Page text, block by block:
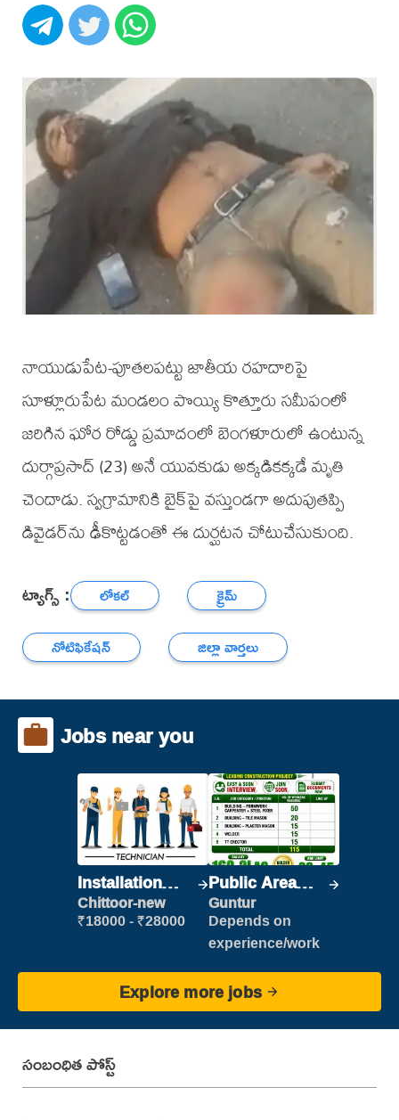
నాయుడుపేట-పూతలపట్టు జాతీయ రహదారిపై
సూళ్లూరుపేట మండలం పొయ్యి కొత్తూరు సమీపంలో
జరిగిన ఘోర రోడ్డు ప్రమాదంలో బెంగళూరులో ఉంటున్న
దుర్గాప్రసాద్ (23) అనే యువకుడు అక్కడికక్కడే మృతి
చెందాడు. స్వగ్రామానికి బైక్‌పై వస్తుండగా అదుపుతప్పి
డివైడర్‌ను ఢీకొట్టడంతో ఈ దుర్ఘటన చోటుచేసుకుంది.
ట్యాగ్స్ : లోకల్
క్రైమ్
నోటిఫికేషన్
జిల్లా వార్తలు
Jobs near you
Installation
Engineer/
Helper
Chittoor-new
₹18000 - ₹28000
Public Area
Cleaner
Guntur
Depends on
experience/work
Explore more jobs
సంబంధిత పోస్ట్